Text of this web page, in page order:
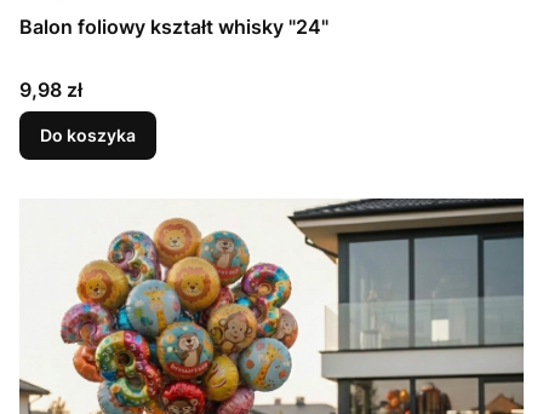
Balon foliowy kształt whisky "24"
Cena
9,98 zł
Do koszyka